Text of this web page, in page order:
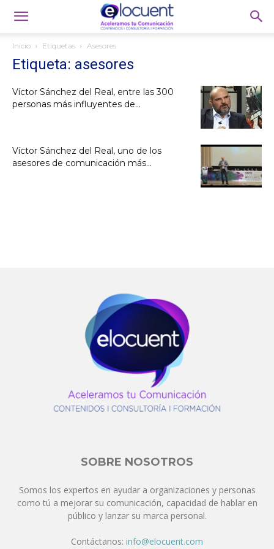
Inicio Etiquetas Asesores
Etiqueta: asesores
Víctor Sánchez del Real, entre las 300
personas más influyentes de...
Víctor Sánchez del Real, uno de los
asesores de comunicación más...
SOBRE NOSOTROS
Somos los expertos en ayudar a organizaciones y personas
como tú a mejorar su comunicación, capacidad de hablar en
público y lanzar su marca personal.
Contáctanos: info@elocuent.com